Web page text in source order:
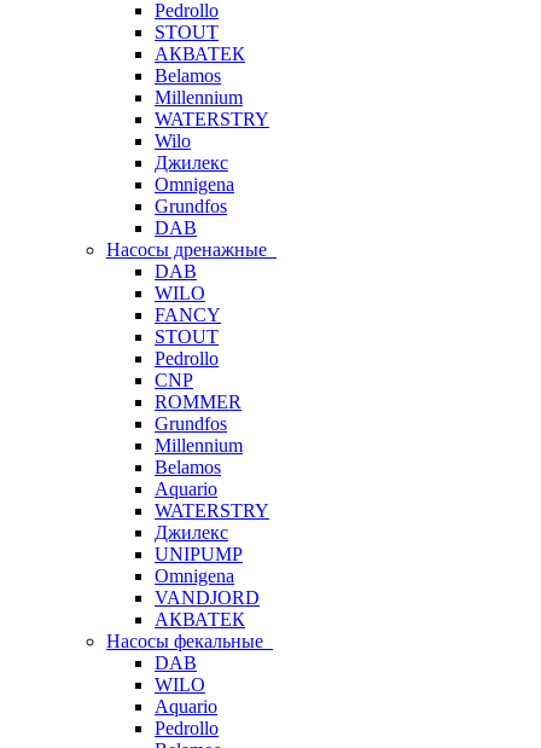
Pedrollo
STOUT
АКВАТЕК
Belamos
Millennium
WATERSTRY
Wilo
Джилекс
Omnigena
Grundfos
DAB
Насосы дренажные
DAB
WILO
FANCY
STOUT
Pedrollo
CNP
ROMMER
Grundfos
Millennium
Belamos
Aquario
WATERSTRY
Джилекс
UNIPUMP
Omnigena
VANDJORD
АКВАТЕК
Насосы фекальные
DAB
WILO
Aquario
Pedrollo